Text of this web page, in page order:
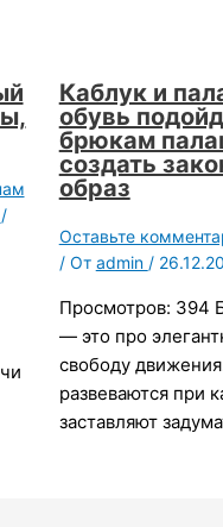
/
Каблук и
обувь
брюкам
создать
образ
Оставьте
/ От admin /
Просмотров: 394
— это про
свободу
развеваются при
заставляют